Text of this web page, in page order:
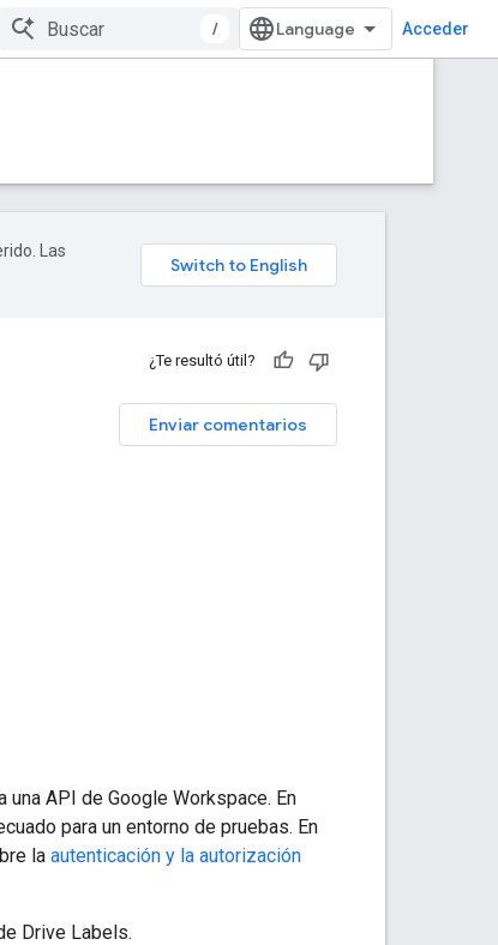
/ Acceder
Las
¿Te resultó útil?
Enviar comentarios
una API de Google Workspace. En
para un entorno de pruebas. En
la autenticación y la autorización
Drive Labels.